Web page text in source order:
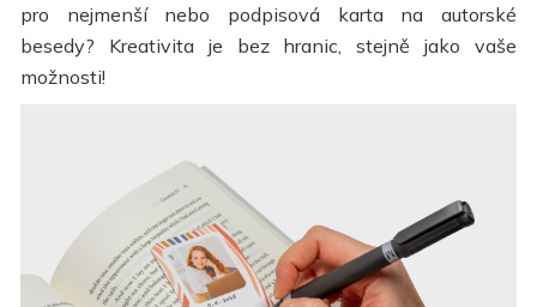
pro nejmenší nebo podpisová karta na autorské
besedy? Kreativita je bez hranic, stejně jako vaše
možnosti!